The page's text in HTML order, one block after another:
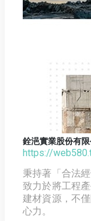
銓浥實業股份有
https://
秉持著「合法
致力於將工程
建材資源，不
心力。